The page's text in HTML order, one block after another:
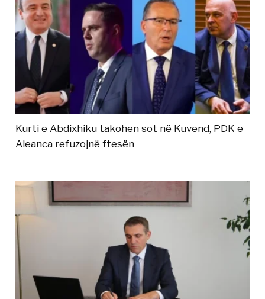
Kurti e Abdixhiku takohen sot në Kuvend, PDK e
Aleanca refuzojnë ftesën